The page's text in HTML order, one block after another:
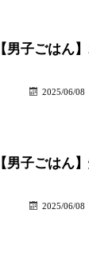
【男子ごはん
2025/06/08
【男子ごはん
2025/06/08